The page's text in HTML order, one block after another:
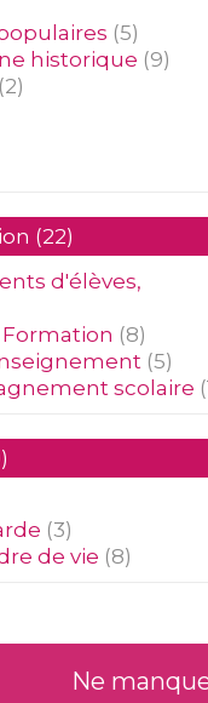
(5)
historique (9)
(2)
(22)
d'élèves,
Formation (8)
(5)
scolaire
(3)
de vie (8)
Ne